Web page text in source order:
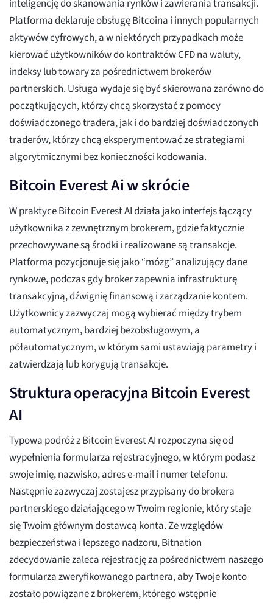
inteligencję do skanowania rynków i zawierania transakcji.
Platforma deklaruje obsługę Bitcoina i innych popularnych
aktywów cyfrowych, a w niektórych przypadkach może
kierować użytkowników do kontraktów CFD na waluty,
indeksy lub towary za pośrednictwem brokerów
partnerskich. Usługa wydaje się być skierowana zarówno do
początkujących, którzy chcą skorzystać z pomocy
doświadczonego tradera, jak i do bardziej doświadczonych
traderów, którzy chcą eksperymentować ze strategiami
algorytmicznymi bez konieczności kodowania.
Bitcoin Everest Ai w skrócie
W praktyce Bitcoin Everest AI działa jako interfejs łączący
użytkownika z zewnętrznym brokerem, gdzie faktycznie
przechowywane są środki i realizowane są transakcje.
Platforma pozycjonuje się jako “mózg” analizujący dane
rynkowe, podczas gdy broker zapewnia infrastrukturę
transakcyjną, dźwignię finansową i zarządzanie kontem.
Użytkownicy zazwyczaj mogą wybierać między trybem
automatycznym, bardziej bezobsługowym, a
półautomatycznym, w którym sami ustawiają parametry i
zatwierdzają lub korygują transakcje.
Struktura operacyjna Bitcoin Everest
AI
Typowa podróż z Bitcoin Everest AI rozpoczyna się od
wypełnienia formularza rejestracyjnego, w którym podasz
swoje imię, nazwisko, adres e-mail i numer telefonu.
Następnie zazwyczaj zostajesz przypisany do brokera
partnerskiego działającego w Twoim regionie, który staje
się Twoim głównym dostawcą konta. Ze względów
bezpieczeństwa i lepszego nadzoru, Bitnation
zdecydowanie zaleca rejestrację za pośrednictwem naszego
formularza zweryfikowanego partnera, aby Twoje konto
zostało powiązane z brokerem, którego wstępnie